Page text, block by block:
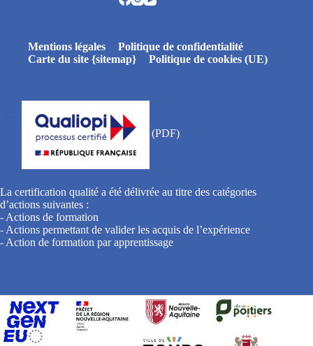
Mentions légales
Politique de confidentialité
Carte du site {sitemap}
Politique de cookies (UE)
La certification qualité a été délivrée au titre des catégories
d’actions suivantes :
- Actions de formation
- Actions permettant de valider les acquis de l’expérience
- Action de formation par apprentissage